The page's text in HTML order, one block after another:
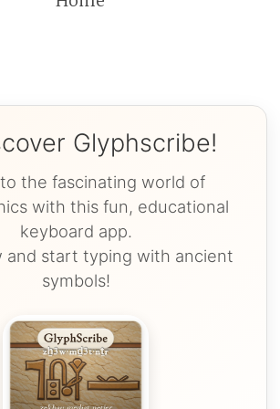
Glyphscribe!
the fascinating world of
with this fun, educational
keyboard app.
and start typing with ancient
symbols!